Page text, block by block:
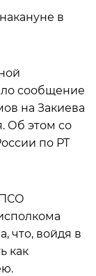
в
сообщение
на Закиева
Об этом со
по РТ
что, войдя в
как